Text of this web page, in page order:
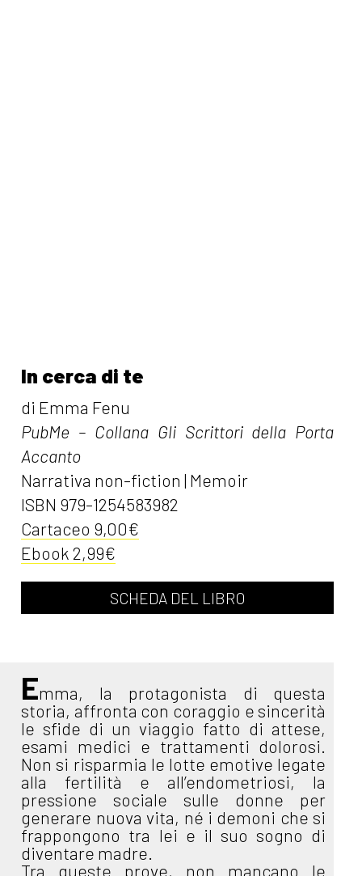
In cerca di te
di Emma Fenu
PubMe – Collana Gli Scrittori della Porta
Accanto
Narrativa non-fiction | Memoir
ISBN 979-1254583982
Cartaceo 9,00€
Ebook 2,99€
SCHEDA DEL LIBRO
Emma, la protagonista di questa
storia, affronta con coraggio e sincerità
le sfide di un viaggio fatto di attese,
esami medici e trattamenti dolorosi.
Non si risparmia le lotte emotive legate
alla fertilità e all’endometriosi, la
pressione sociale sulle donne per
generare nuova vita, né i demoni che si
frappongono tra lei e il suo sogno di
diventare madre.
Tra queste prove, non mancano le